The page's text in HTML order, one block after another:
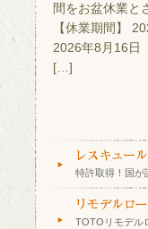
間をお盆休業と
【休業期間】
2026年8月16日
[…]
特許取得！国が
TOTOリモデル